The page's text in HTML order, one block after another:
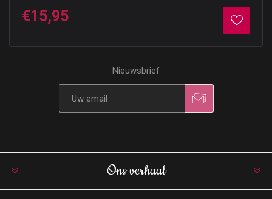
€15,95
Nieuwsbrief
Ons verhaal